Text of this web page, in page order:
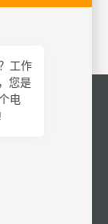
工作
您是
电